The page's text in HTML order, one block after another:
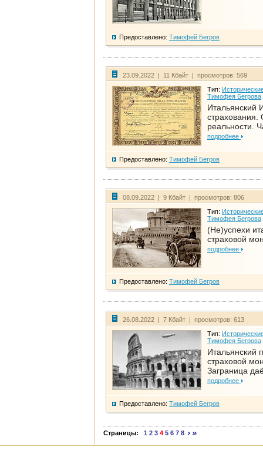
Предоставлено: Тимофей Бегров
23.09.2022 | 11 Кбайт | просмотров: 569
Тип:
Тимофея Бегрова
Итальянский
страхования.
реальности.
подробнее
Предоставлено: Тимофей Бегров
08.09.2022 | 9 Кбайт | просмотров: 806
Тип:
Тимофея Бегрова
(Не)успехи
страховой
подробнее
Предоставлено: Тимофей Бегров
26.08.2022 | 7 Кбайт | просмотров: 613
Тип:
Тимофея Бегрова
Итальянский
страховой
Заграница
подробнее
Предоставлено: Тимофей Бегров
Страницы: 1 2 3 4 5 6 7 8